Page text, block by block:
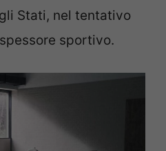
Stati, nel tentativo
sportivo.